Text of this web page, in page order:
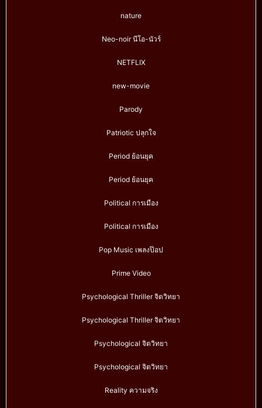
nature
Neo-noir นีโอ-นัวร์
NETFLIX
new-movie
Parody
Patriotic ปลุกใจ
Period ย้อนยุค
Period ย้อนยุค
Political การเมือง
Political การเมือง
Pop Music เพลงป๊อป
Prime Video
Psychological Thriller จิตวิทยา
Psychological Thriller จิตวิทยา
Psychological จิตวิทยา
Psychological จิตวิทยา
Reality ความจริง